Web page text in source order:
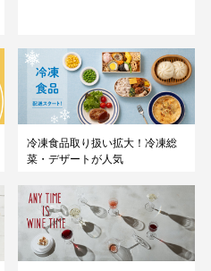
冷凍食品取り扱い拡大！冷凍総
菜・デザートが人気